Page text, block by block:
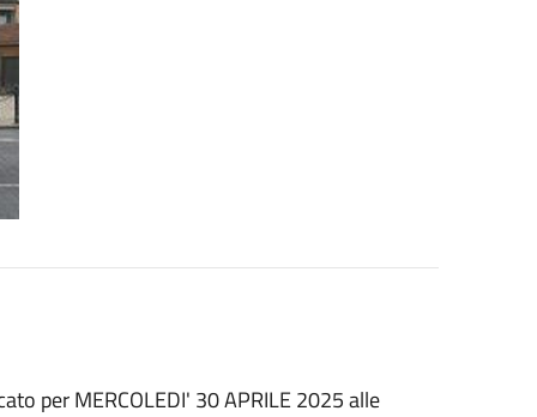
per MERCOLEDI' 30 APRILE 2025 alle